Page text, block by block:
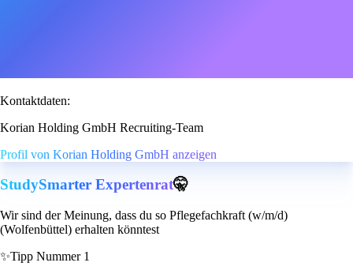
Kontaktdaten:
Korian Holding GmbH Recruiting-Team
Profil von Korian Holding GmbH anzeigen
StudySmarter Expertenrat🤫
Wir sind der Meinung, dass du so Pflegefachkraft (w/m/d)
(Wolfenbüttel) erhalten könntest
✨Tipp Nummer 1